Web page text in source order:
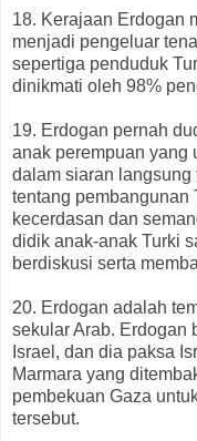
18. Kerajaan Erdogan
menjadi pengeluar
sepertiga penduduk
dinikmati oleh 98%
19. Erdogan pernah
anak perempuan yang
dalam siaran
tentang pembangunan
kecerdasan dan
didik anak-anak Turki
berdiskusi serta
20. Erdogan adalah
sekular Arab. Erdogan
Israel, dan dia paksa
Marmara yang
pembekuan Gaza
tersebut.